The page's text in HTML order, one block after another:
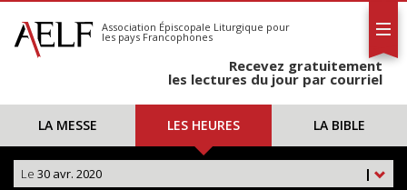
S'abonner
Calendrier
Association Épiscopale Liturgique pour
les pays Francophones
Recevez gratuitement
les lectures du jour par courriel
LA MESSE LES HEURES LA BIBLE
|
Le 30 avr. 2020